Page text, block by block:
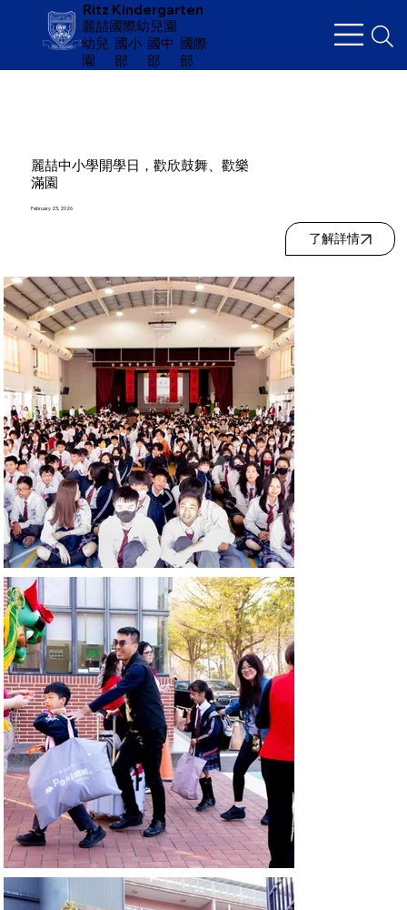
Ritz Kindergarten
麗喆國際幼兒園
幼兒
園
​國小
部
國中
部
國際
部
麗喆中小學開學日，歡欣鼓舞、歡樂
滿園
February 23, 2026
了解詳情